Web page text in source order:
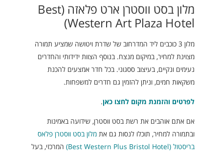
מלון בסט ווסטרן ארט פלאזה (Best
Western Art Plaza Hotel)
מלון 3 כוכבים ליד המדרחוב של שדרת ויטושה שמציע תמורה
מצוינת למחיר, במיקום מנצח. בנוסף הצוות ידידותי והחדרים
נעימים ונקיים, בעיצוב ססגוני. בכל חדר אמצעים להכנת
משקאות חמים, וניתן להזמין גם חדרים למשפחות.
לפרטים והזמנת מקום לחצו כאן.
אם אתם אוהבים את רשת בסט ווסטרן, שידועה באמינות
ובתמורה למחיר, תוכלו לנסות גם את מלון בסט ווסטרן פלאס
בריסטול (Best Western Plus Bristol Hotel)
המרכזי, בעל